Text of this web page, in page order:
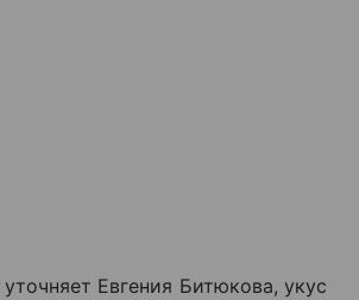
Евгения Битюкова, укус